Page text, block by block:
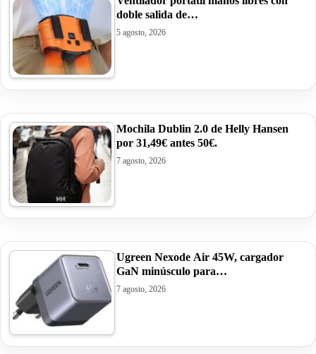
doble salida de…
5 agosto, 2026
Mochila Dublin 2.0 de Helly Hansen
por 31,49€ antes 50€.
7 agosto, 2026
Ugreen Nexode Air 45W, cargador
GaN minúsculo para…
7 agosto, 2026